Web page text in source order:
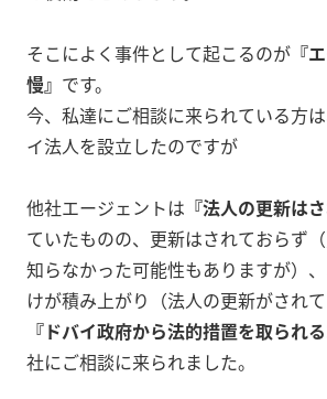
そこによく事件として起こるのが 『
慢』 です。
今、私達にご相談に来られている方
イ法人を設立したのですが
他社エージェントは 『法人の更新は
ていたものの、更新はされておらず
知らなかった可能性もありますが）
けが積み上がり（法人の更新がされて
『ドバイ政府から法的措置を取られる
社にご相談に来られました。